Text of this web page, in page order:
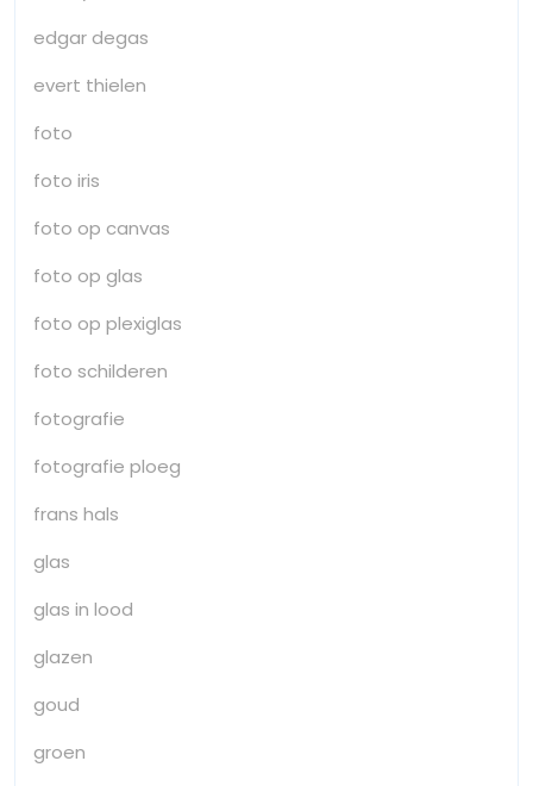
edgar degas
evert thielen
foto
foto iris
foto op canvas
foto op glas
foto op plexiglas
foto schilderen
fotografie
fotografie ploeg
frans hals
glas
glas in lood
glazen
goud
groen